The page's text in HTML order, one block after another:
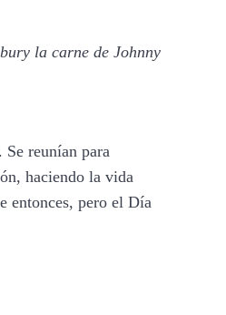
la carne de Johnny
reunían para
haciendo la vida
entonces, pero el Día